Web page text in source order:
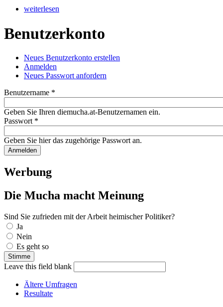
weiterlesen
Benutzerkonto
Haupt-Reiter
Neues Benutzerkonto erstellen
Anmelden
Neues Passwort anfordern
Benutzername *
Geben Sie Ihren diemucha.at-Benutzernamen ein.
Passwort *
Geben Sie hier das zugehörige Passwort an.
Werbung
Die Mucha macht Meinung
Sind Sie zufrieden mit der Arbeit heimischer Politiker?
Auswahlmöglichkeiten
Ja
Nein
Es geht so
Leave this field blank
Ältere Umfragen
Resultate